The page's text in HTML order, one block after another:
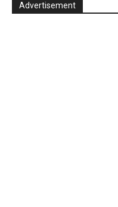
Advertisement